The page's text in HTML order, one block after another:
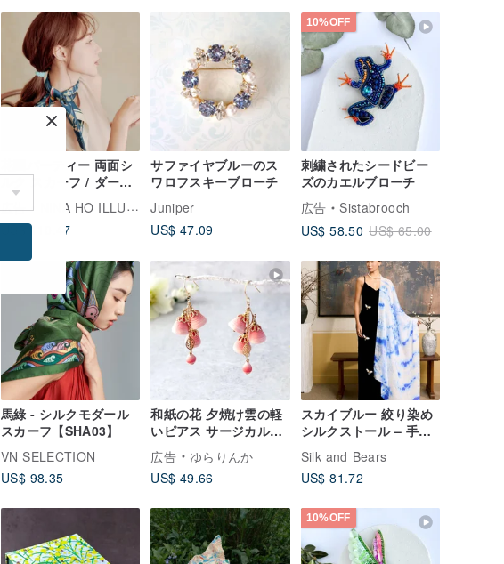
花園パーティー 両面シ
ルク スカーフ / ダーク
ブルー スカーフ ハンカ
チ
広告
NINA HO ILLUSTRATION
US$ 110.47
サファイヤブルーのス
ワロフスキーブローチ
Juniper
US$ 47.09
10%OFF
刺繍されたシードビー
ズのカエルブローチ
広告
Sistabrooch
US$ 58.50 US$ 65.00
馬綠 - シルクモダール
スカーフ【SHA03】
VN SELECTION
US$ 98.35
和紙の花 夕焼け雲の軽
いピアス サージカルス
テンレス | Sunset
Glow Washi Paper
Bead Earrings
広告
ゆらりんか
US$ 49.66
スカイブルー 絞り染め
シルクストール – 手染
ヘッドスカーフ＆春の
ラップ
Silk and Bears
US$ 81.72
10%OFF